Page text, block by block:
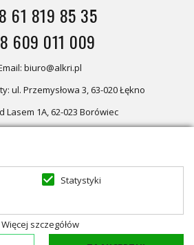
61 819 85 35
609 011 009
biuro@alkri.pl
ul. Przemysłowa 3, 63-020 Łękno
Lasem 1A, 62-023 Borówiec
w przypadku zakupów detalicznych
Statystyki
Więcej szczegółów
| Powered byzentoshop